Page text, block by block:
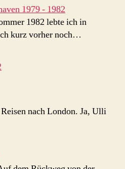
1979 - 1982
1982 lebte ich in
kurz vorher noch…
nach London. Ja, Ulli